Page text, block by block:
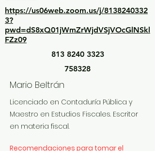
https://us06web.zoom.us/j/8138240332
3?
pwd=dS8xQ01jWmZrWjdVSjVOcGlNSkl
FZz09
813 8240 3323
758328
Mario Beltrán
Licenciado en Contaduría Pública y
Maestro en Estudios Fiscales. Escritor
en materia fiscal.
Recomendaciones para tomar el